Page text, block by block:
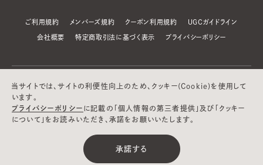
ご利用規約 メンバーズ規約 クーポン利用規約 UGCガイドライン
会社概要 特定商取引法に基づく表示 プライバシーポリシー
©CA4LA INC. All Rights Reserved.
当サイトでは、サイトの利便性向上のため、クッキー(Cookie)を使用して
います。
プライバシーポリシー に記載の「個人情報の第三者提供」及び「クッキー
について」をお読みいただき、承諾をお願いいたします。
承諾する